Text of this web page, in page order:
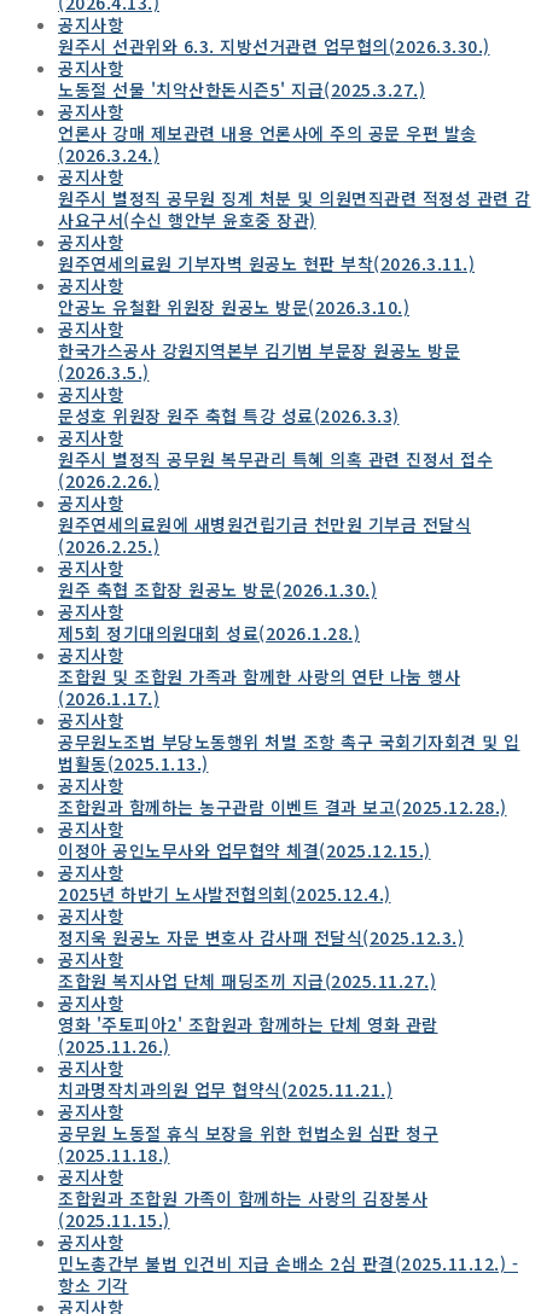
공지사항
원주시 선관위와 6.3. 지방선거관련 업무협의(2026.3.30.)
공지사항
노동절 선물 '치악산한돈시즌5' 지급(2025.3.27.)
공지사항
언론사 강매 제보관련 내용 언론사에 주의 공문 우편 발송
(2026.3.24.)
공지사항
원주시 별정직 공무원 징계 처분 및 의원면직관련 적정성 관련 감
사요구서(수신 행안부 윤호중 장관)
공지사항
원주연세의료원 기부자벽 원공노 현판 부착(2026.3.11.)
공지사항
안공노 유철환 위원장 원공노 방문(2026.3.10.)
공지사항
한국가스공사 강원지역본부 김기범 부문장 원공노 방문
(2026.3.5.)
공지사항
문성호 위원장 원주 축협 특강 성료(2026.3.3)
공지사항
원주시 별정직 공무원 복무관리 특혜 의혹 관련 진정서 접수
(2026.2.26.)
공지사항
원주연세의료원에 새병원건립기금 천만원 기부금 전달식
(2026.2.25.)
공지사항
원주 축협 조합장 원공노 방문(2026.1.30.)
공지사항
제5회 정기대의원대회 성료(2026.1.28.)
공지사항
조합원 및 조합원 가족과 함께한 사랑의 연탄 나눔 행사
(2026.1.17.)
공지사항
공무원노조법 부당노동행위 처벌 조항 촉구 국회기자회견 및 입
법활동(2025.1.13.)
공지사항
조합원과 함께하는 농구관람 이벤트 결과 보고(2025.12.28.)
공지사항
이정아 공인노무사와 업무협약 체결(2025.12.15.)
공지사항
2025년 하반기 노사발전협의회(2025.12.4.)
공지사항
정지욱 원공노 자문 변호사 감사패 전달식(2025.12.3.)
공지사항
조합원 복지사업 단체 패딩조끼 지급(2025.11.27.)
공지사항
영화 '주토피아2' 조합원과 함께하는 단체 영화 관람
(2025.11.26.)
공지사항
치과명작치과의원 업무 협약식(2025.11.21.)
공지사항
공무원 노동절 휴식 보장을 위한 헌법소원 심판 청구
(2025.11.18.)
공지사항
조합원과 조합원 가족이 함께하는 사랑의 김장봉사
(2025.11.15.)
공지사항
민노총간부 불법 인건비 지급 손배소 2심 판결(2025.11.12.) -
항소 기각
공지사항